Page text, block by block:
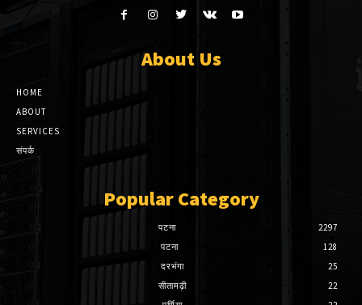
About Us
HOME
ABOUT
SERVICES
संपर्क
Popular Category
पटना
2297
पटना
128
दरभंगा
25
सीतामढ़ी
22